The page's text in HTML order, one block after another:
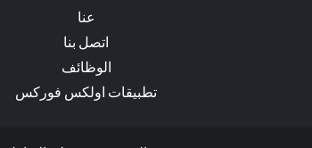
عنا
اتصل بنا
الوظائف
تطبيقات اولكس فوركس